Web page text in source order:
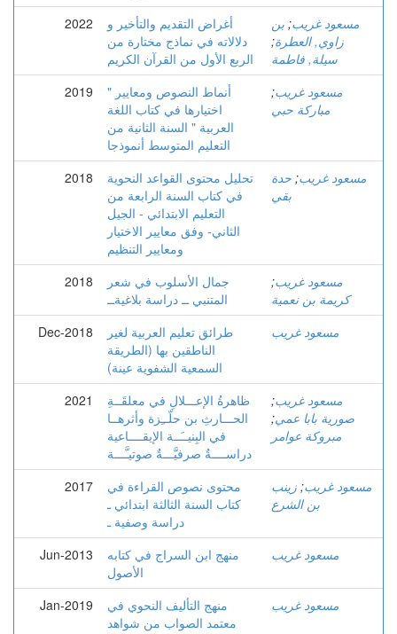
2022
أغراض التقديم والتأخير و
دلالاته في نماذج مختارة من
الربع الأول من القرآن الكريم
مسعود غريب; بن
زاوي, العطرة;
سيلة, فاطمة
2019
" أنماط النصوص ومعايير
اختيارها في كتاب اللغة
العربية " السنة الثانية من
التعليم المتوسط أنموذجا
مسعود غريب;
مباركة حبي
2018
تحليل محتوى القواعد النحوية
في كتاب السنة الرابعة من
التعليم الابتدائي - الجيل
الثاني- وفق معايير الاختيار
ومعايير التنظيم
مسعود غريب; حدة
بقي
2018
جمال الأسلوب في شعر
المتنبي ــ دراسة بلاغيةــ
مسعود غريب;
كريمة بن نعمية
Dec-2018
طرائق تعليم العربية لغير
الناطقين بها (الطريقة
السمعية الشفوية عينة)
مسعود غريب
2021
ظاهرةُ الإعـــلالِ في معلقَــةِ
الحـــارثِ بن حلّــِزة وأثرهــا
في البِنيــَــة الإيقــــاعية
دراســــةٌ صرفيَّـــةٌ صوتيـَّـــة
مسعود غريب;
صورية بابا عمي;
مبروكة عوامر
2017
محتوى نصوص القراءة في
كتاب السنة الثالثة ابتدائي ـ
دراسة وصفية ـ
مسعود غريب; زينب
بن الشرع
Jun-2013
منهج ابن السراج في كتابه
الأصول
مسعود غريب
Jan-2019
منهج التأليف النحوي في
معتمد الصواب من شواهد
مسعود غريب